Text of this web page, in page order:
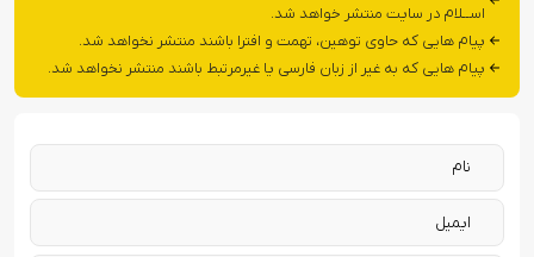
اســلام در سایت منتشر خواهد شد.
پیام هایی که حاوی توهین، تهمت و افترا باشند منتشر نخواهد شد.
پیام هایی که به غیر از زبان فارسی یا غیرمرتبط باشند منتشر نخواهد شد.